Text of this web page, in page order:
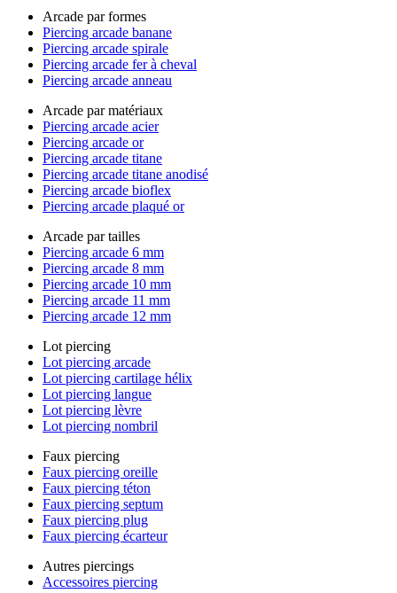
Arcade par formes
Piercing arcade banane
Piercing arcade spirale
Piercing arcade fer à cheval
Piercing arcade anneau
Arcade par matériaux
Piercing arcade acier
Piercing arcade or
Piercing arcade titane
Piercing arcade titane anodisé
Piercing arcade bioflex
Piercing arcade plaqué or
Arcade par tailles
Piercing arcade 6 mm
Piercing arcade 8 mm
Piercing arcade 10 mm
Piercing arcade 11 mm
Piercing arcade 12 mm
Lot piercing
Lot piercing arcade
Lot piercing cartilage hélix
Lot piercing langue
Lot piercing lèvre
Lot piercing nombril
Faux piercing
Faux piercing oreille
Faux piercing téton
Faux piercing septum
Faux piercing plug
Faux piercing écarteur
Autres piercings
Accessoires piercing